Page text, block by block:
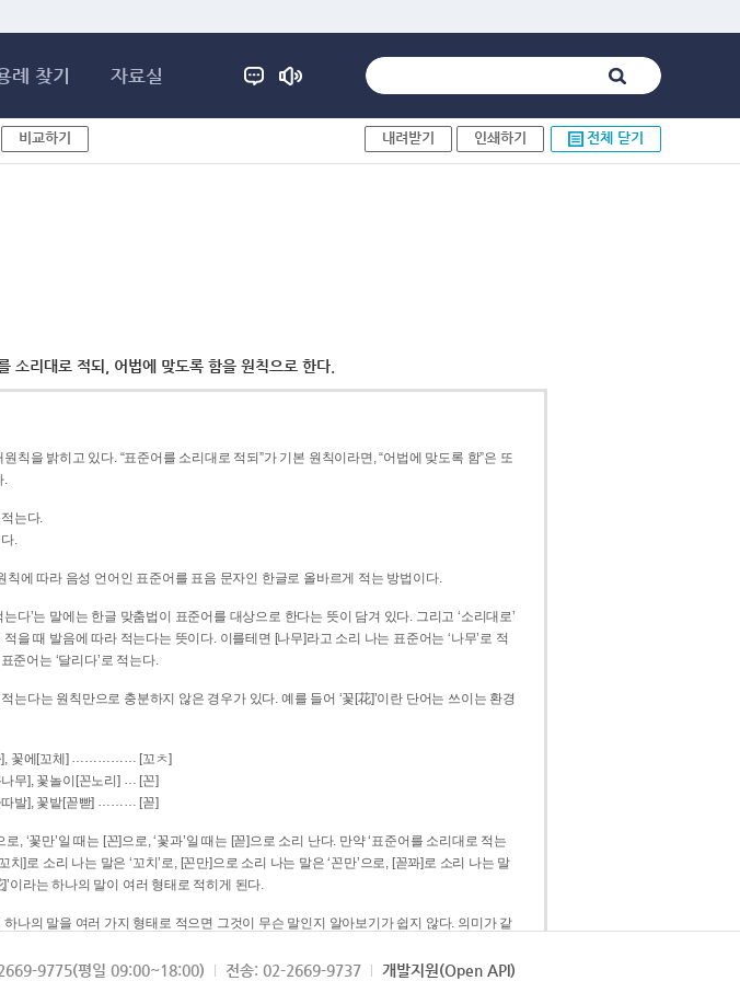
례 찾기 자료실
비교하기 내려받기 인쇄하기 전체 닫기
소리대로 적되, 어법에 맞도록 함을 원칙으로 한다.
칙을 밝히고 있다. “표준어를 소리대로 적되”가 기본 원칙이라면, “어법에 맞도록 함”은 또
.
는다.
.
칙에 따라 음성 언어인 표준어를 표음 문자인 한글로 올바르게 적는 방법이다.
다’는 말에는 한글 맞춤법이 표준어를 대상으로 한다는 뜻이 담겨 있다. 그리고 ‘소리대로’
는다는 뜻이다. 이를테면 [나무]라고 소리 나는 표준어는 ‘나무’로 적
준어는 ‘달리다’로 적는다.
는다는 원칙만으로 충분하지 않은 경우가 있다. 예를 들어 ‘꽃[花]’이란 단어는 쓰이는 환경
꽃에[꼬체] …………… [꼬ㅊ]
무], 꽃놀이[꼰노리] … [꼰]
발], 꽃밭[꼳빧] ……… [꼳]
로, ‘꽃만’일 때는 [꼰]으로, ‘꽃과’일 때는 [꼳]으로 소리 난다. 만약 ‘표준어를 소리대로 적는
, [꼰만]으로 소리 나는 말은 ‘꼰만’으로, [꼳꽈]로 소리 나는 말
]’이라는 하나의 말이 여러 형태로 적히게 된다.
나의 말을 여러 가지 형태로 적으면 그것이 무슨 말인지 알아보기가 쉽지 않다. 의미가 같
하는 데 효과적이다.
9775(평일 09:00~18:00) 전송: 02-2669-9737 개발지원(Open API)